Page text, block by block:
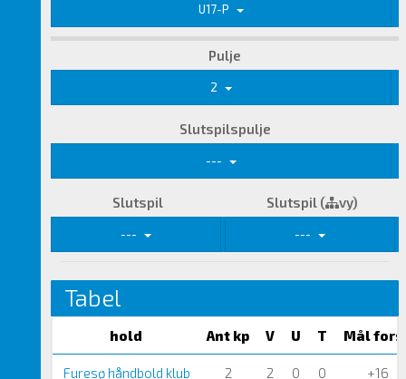
U17-P
Pulje
2
Slutspilspulje
---
Slutspil Slutspil ( vy)
--- ---
Tabel
hold Ant kp V U T Mål
Furesø håndbold klub 2 2 0 0 +16